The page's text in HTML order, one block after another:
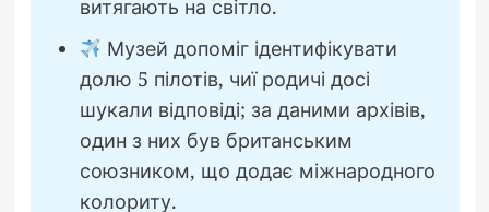
витягають на світло.
Музей допоміг ідентифікувати
долю 5 пілотів, чиї родичі досі
шукали відповіді; за даними архівів,
один з них був британським
союзником, що додає міжнародного
колориту.